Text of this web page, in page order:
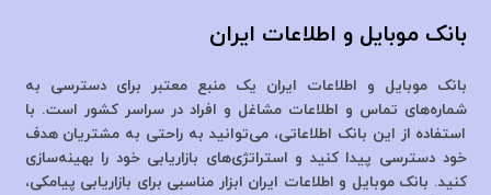
بانک موبایل و اطلاعات ایران
بانک موبایل و اطلاعات ایران یک منبع معتبر برای دسترسی به
شماره‌های تماس و اطلاعات مشاغل و افراد در سراسر کشور است. با
استفاده از این بانک اطلاعاتی، می‌توانید به راحتی به مشتریان هدف
خود دسترسی پیدا کنید و استراتژی‌های بازاریابی خود را بهینه‌سازی
کنید. بانک موبایل و اطلاعات ایران ابزار مناسبی برای بازاریابی پیامکی،